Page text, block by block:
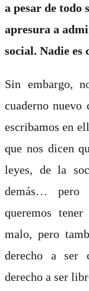
a pesar de todo
apresura a
social. Nadie es
Sin embargo,
cuaderno
escribamos en
que nos dicen
leyes, de la
demás… pero
queremos tener
malo, pero
derecho a ser
derecho a ser